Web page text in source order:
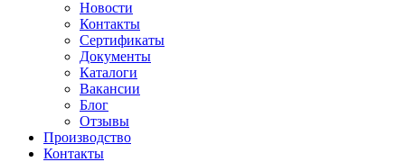
Новости
Контакты
Сертификаты
Документы
Каталоги
Вакансии
Блог
Отзывы
Производство
Контакты